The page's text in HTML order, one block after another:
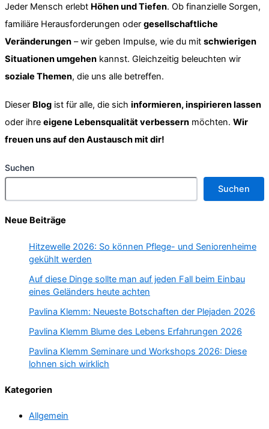
Jeder Mensch erlebt Höhen und Tiefen. Ob finanzielle Sorgen,
familiäre Herausforderungen oder gesellschaftliche
Veränderungen – wir geben Impulse, wie du mit schwierigen
Situationen umgehen kannst. Gleichzeitig beleuchten wir
soziale Themen, die uns alle betreffen.
Dieser Blog ist für alle, die sich informieren, inspirieren lassen
oder ihre eigene Lebensqualität verbessern möchten. Wir
freuen uns auf den Austausch mit dir!
Suchen
Suchen
Neue Beiträge
Hitzewelle 2026: So können Pflege- und Seniorenheime
gekühlt werden
Auf diese Dinge sollte man auf jeden Fall beim Einbau
eines Geländers heute achten
Pavlina Klemm: Neueste Botschaften der Plejaden 2026
Pavlina Klemm Blume des Lebens Erfahrungen 2026
Pavlina Klemm Seminare und Workshops 2026: Diese
lohnen sich wirklich
Kategorien
Allgemein